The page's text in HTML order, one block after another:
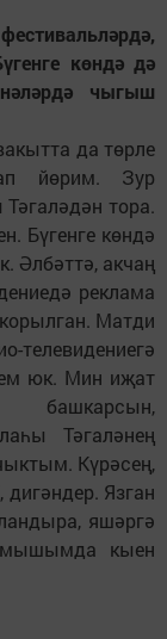
көндә дә
чыгыш
да төрле
йөрим. Зур
тора.
Бүгенге көндә
Әлбәттә, акчаң
реклама
Матди
телевидениегә
юк. Мин иҗат
башкарсын,
Тәгаләнең
Күрәсең,
Язган
яшәргә
кыен